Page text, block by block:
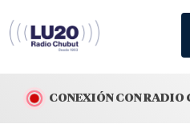
CONEXIÓN CON RADIO